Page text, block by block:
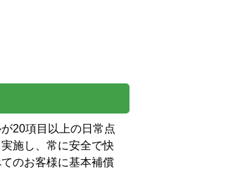
20項目以上の日常点
施し、常に安全で快
のお客様に基本補償